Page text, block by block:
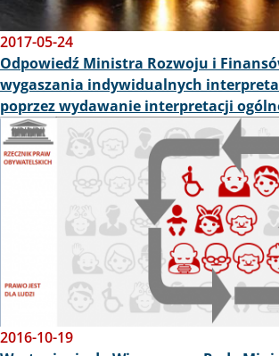
2017-05-24
Odpowiedź Ministra Rozwoju i
wygaszania indywidualnych
poprzez wydawanie interpretacji
Obraz
2016-10-19